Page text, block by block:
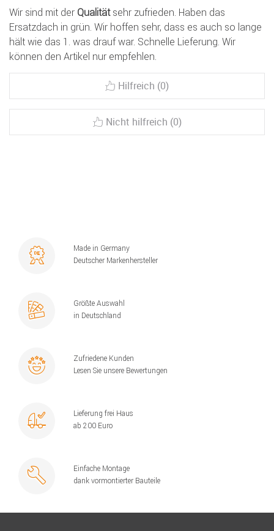
Wir sind mit der Qualitätsehr zufrieden. Haben das
Ersatzdach in grün. Wir hoffen sehr, dass es auch so lange
hält wie das 1. was drauf war. Schnelle Lieferung. Wir
können den Artikel nur empfehlen.
Hilfreich (0)
Nicht hilfreich (0)
Made in Germany
Deutscher Markenhersteller
Größte Auswahl
in Deutschland
Zufriedene Kunden
Lesen Sie unsere Bewertungen
Lieferung frei Haus
ab 200 Euro
Einfache Montage
dank vormontierter Bauteile